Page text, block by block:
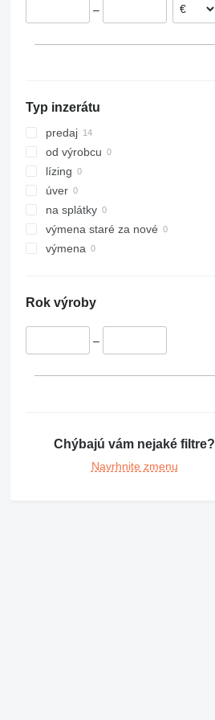
315
316
317
318
320
321
322
323
326
329
350
JS 200
JS 330
TM420
–
Typ inzerátu
predaj
od výrobcu
lízing
úver
na splátky
výmena staré za nové
výmena
Rok výroby
–
Chýbajú vám nejaké filtre?
Navrhnite zmenu